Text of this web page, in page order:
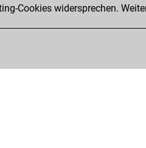
You scored +0 =0 -2 in slow
Cookies widersprechen.